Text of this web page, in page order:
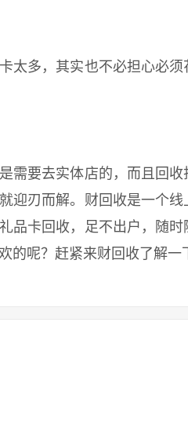
多，其实也不必担心必须
要去实体店的，而且回收
迎刃而解。财回收是一个
品卡回收，足不出户，随
的呢？赶紧来财回收了解一